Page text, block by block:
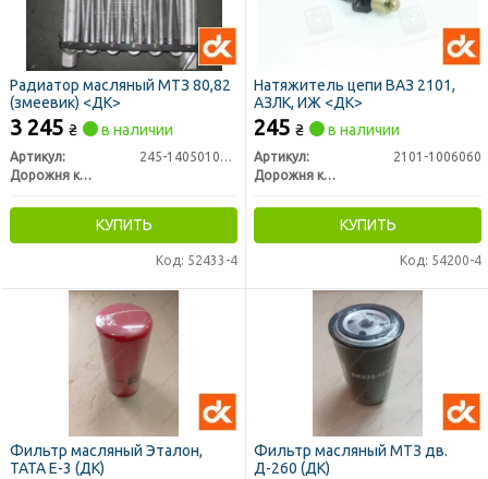
Радиатор масляный МТЗ 80,82
(змеевик) <ДК>
3 245 ₴ в наличии
Артикул:
245-1405010А-01
Дорожня карта
КУПИТЬ
Код: 52433-4
Натяжитель цепи ВАЗ 2101,
АЗЛК, ИЖ <ДК>
245 ₴ в наличии
Артикул:
2101-1006060
Дорожня карта
КУПИТЬ
Код: 54200-4
Фильтр масляный Эталон,
TATA Е-3 (ДК)
Фильтр масляный МТЗ дв.
Д-260 (ДК)